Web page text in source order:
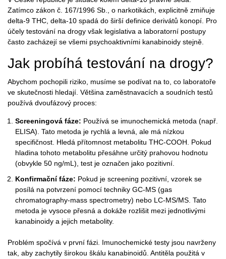
Zatímco zákon č. 167/1996 Sb., o narkotikách, explicitně zmiňuje
delta-9 THC, delta-10 spadá do širší definice derivátů konopí. Pro
účely testování na drogy však legislativa a laboratorní postupy
často zacházejí se všemi psychoaktivními kanabinoidy stejně.
Jak probíhá testování na drogy?
Abychom pochopili riziko, musíme se podívat na to, co laboratoře
ve skutečnosti hledají. Většina zaměstnavacích a soudních testů
používá dvoufázový proces:
Screeningová fáze: Používá se imunochemická metoda (např.
ELISA). Tato metoda je rychlá a levná, ale má nízkou
specifičnost. Hledá přítomnost metabolitu THC-COOH . Pokud
hladina tohoto metabolitu přesáhne určitý prahovou hodnotu
(obvykle 50 ng/mL), test je označen jako pozitivní.
Konfirmační fáze: Pokud je screening pozitivní, vzorek se
posílá na potvrzení pomocí techniky GC-MS (gas
chromatography-mass spectrometry) nebo LC-MS/MS. Tato
metoda je vysoce přesná a dokáže rozlišit mezi jednotlivými
kanabinoidy a jejich metabolity.
Problém spočívá v první fázi. Imunochemické testy jsou navrženy
tak, aby zachytily širokou škálu kanabinoidů. Antitěla použitá v